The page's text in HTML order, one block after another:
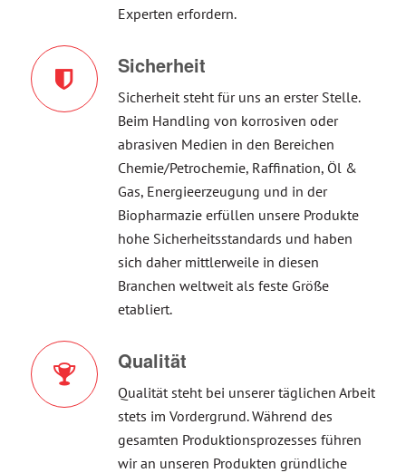
Experten erfordern.
Sicherheit
Sicherheit steht für uns an erster Stelle.
Beim Handling von korrosiven oder
abrasiven Medien in den Bereichen
Chemie/Petrochemie, Raffination, Öl &
Gas, Energieerzeugung und in der
Biopharmazie erfüllen unsere Produkte
hohe Sicherheitsstandards und haben
sich daher mittlerweile in diesen
Branchen weltweit als feste Größe
etabliert.
Qualität
Qualität steht bei unserer täglichen Arbeit
stets im Vordergrund. Während des
gesamten Produktionsprozesses führen
wir an unseren Produkten gründliche